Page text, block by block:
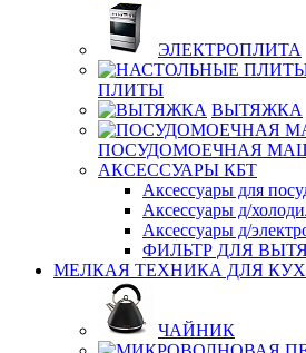
ЭЛЕКТРОПЛИТА
ПЛИТЫ
ВЫТЯЖКА
ПОСУДОМОЕЧНАЯ
АКСЕССУАРЫ КБТ
Аксессуары для
Аксессуары д/
Аксессуары д/
ФИЛЬТР ДЛЯ
МЕЛКАЯ ТЕХНИКА ДЛЯ
ЧАЙНИК